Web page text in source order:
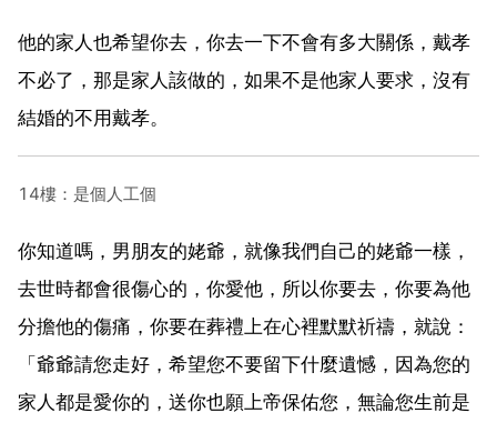
他的家人也希望你去，你去一下不會有多大關係，戴孝
不必了，那是家人該做的，如果不是他家人要求，沒有
結婚的不用戴孝。
14樓：是個人工個
你知道嗎，男朋友的姥爺，就像我們自己的姥爺一樣，
去世時都會很傷心的，你愛他，所以你要去，你要為他
分擔他的傷痛，你要在葬禮上在心裡默默祈禱，就說：
「爺爺請您走好，希望您不要留下什麼遺憾，因為您的
家人都是愛你的，送你也願上帝保佑您，無論您生前是